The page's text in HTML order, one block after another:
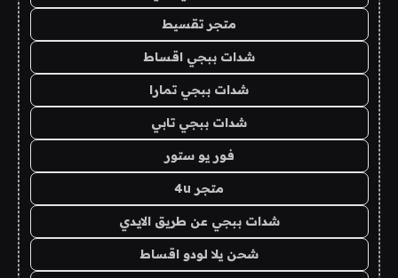
متجر تقسيط
شدات ببجي اقساط
شدات ببجي تمارا
شدات ببجي تابي
فور يو ستور
متجر 4u
شدات ببجي عن طريق الايدي
شحن يلا لودو اقساط